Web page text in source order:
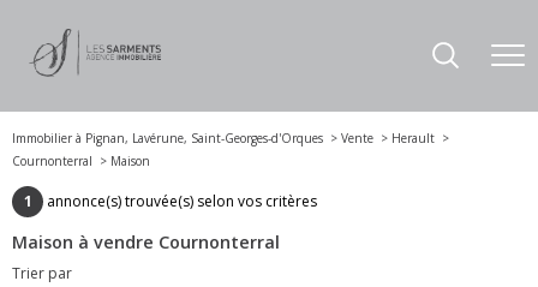
Immobilier à Pignan, Lavérune, Saint-Georges-d'Orques Vente
Herault
Cournonterral
Maison
1 annonce(s) trouvée(s) selon vos critères
Maison à vendre Cournonterral
Trier par